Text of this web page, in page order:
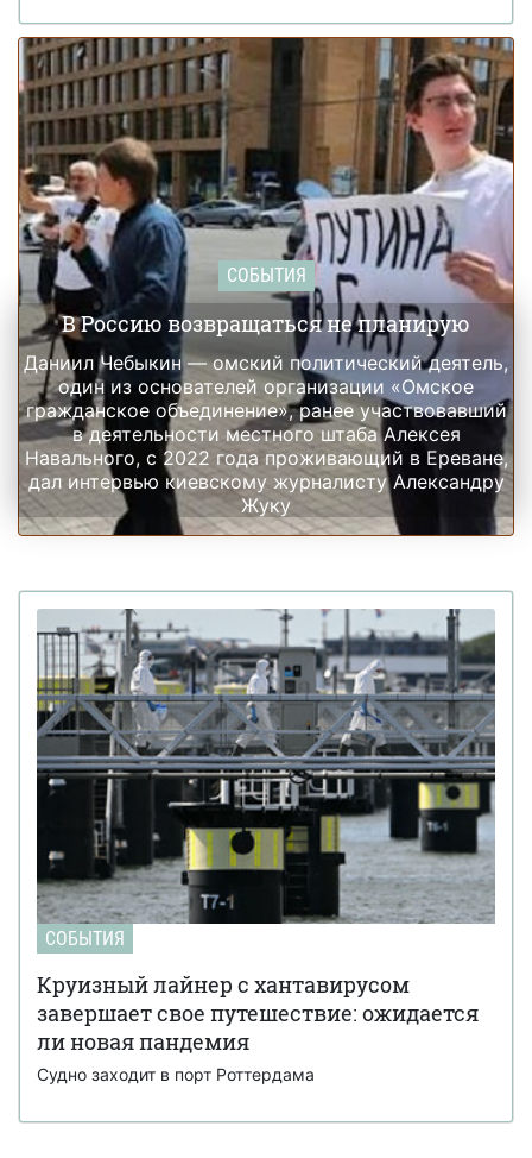
СОБЫТИЯ
В Россию возвращаться не планирую
Даниил Чебыкин — омский политический деятель,
один из основателей организации «Омское
гражданское объединение», ранее участвовавший
в деятельности местного штаба Алексея
Навального, с 2022 года проживающий в Ереване,
дал интервью киевскому журналисту Александру
Жуку
СОБЫТИЯ
Круизный лайнер с хантавирусом
завершает свое путешествие: ожидается
ли новая пандемия
Судно заходит в порт Роттердама